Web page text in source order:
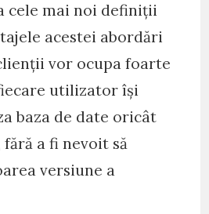
cele mai noi definiţii
acestei abordări
vor ocupa foarte
utilizator îşi
baza de date oricât
fără a fi nevoit să
versiune a